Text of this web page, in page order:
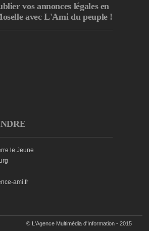
vos annonces légales en
avec L'Ami du peuple !
le Jeune
ami.fr
© L'Agence Multimédia d'Information - 2015